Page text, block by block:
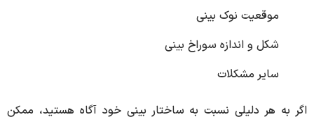
موقعیت نوک بینی
شکل و اندازه سوراخ بینی
سایر مشکلات
اگر به هر دلیلی نسبت به ساختار بینی خود آگاه هستید، ممکن